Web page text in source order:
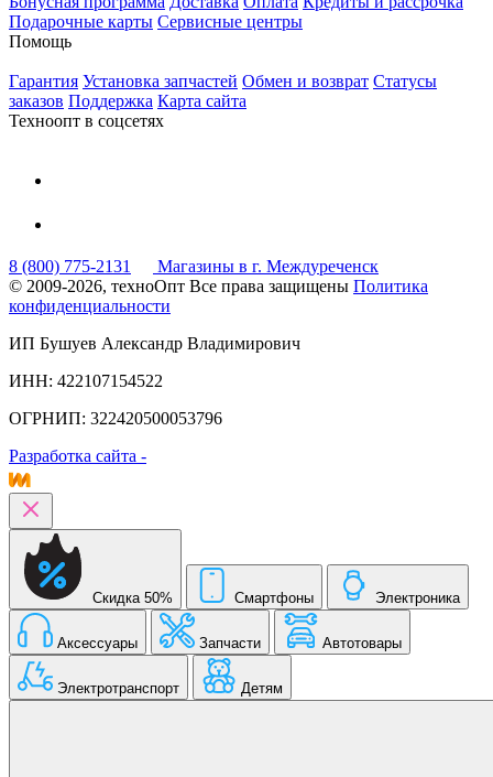
Подарочные карты Сервисные центры
Помощь
Гарантия Установка запчастей Обмен и возврат Статусы
заказов Поддержка Карта сайта
Техноопт в соцсетях
8 (800) 775-2131
Магазины в г. Междуреченск
© 2009-2026, техноОпт Все права защищены Политика
конфиденциальности
ИП Бушуев Александр Владимирович
ИНН: 422107154522
ОГРНИП: 322420500053796
Разработка сайта -
Скидка 50% Смартфоны Электроника
Аксессуары Запчасти Автотовары
Электротранспорт Детям